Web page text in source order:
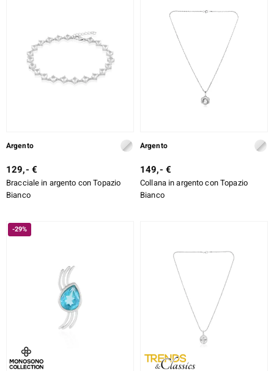
Argento
129,- €
Bracciale in argento con Topazio
Bianco
Argento
149,- €
Collana in argento con Topazio
Bianco
-29%